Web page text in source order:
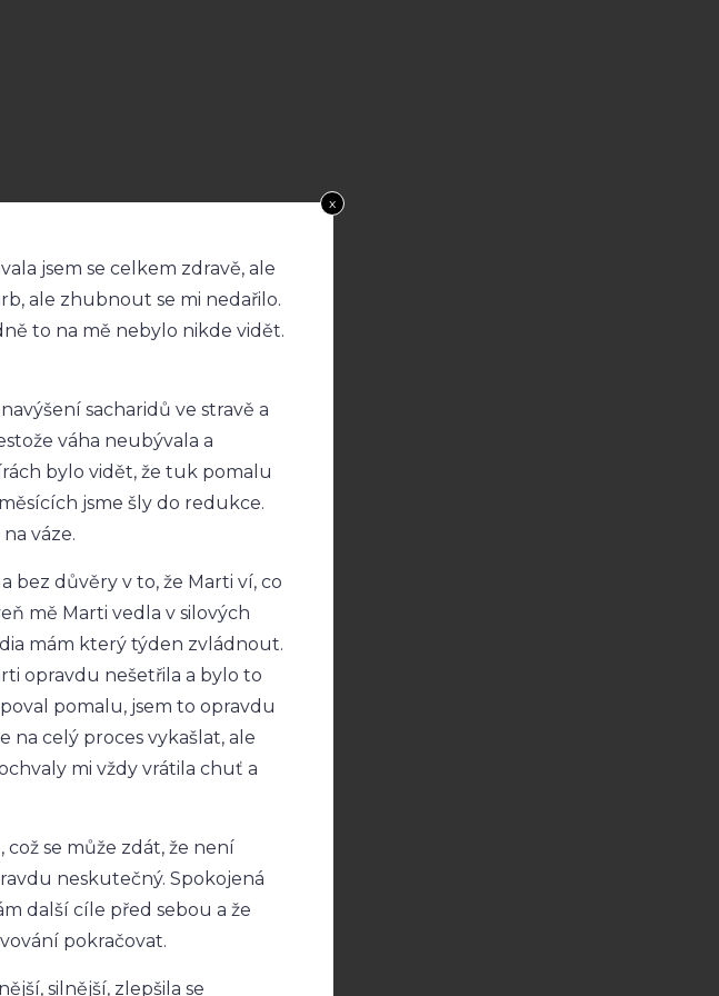
jsem se celkem zdravě, ale
ale zhubnout se mi nedařilo.
to na mě nebylo nikde vidět.
sacharidů ve stravě a
váha neubývala a
bylo vidět, že tuk pomalu
jsme šly do redukce.
váze.
bez důvěry v to, že Marti ví, co
mě Marti vedla v silových
mám který týden zvládnout.
opravdu nešetřila a bylo to
pomalu, jsem to opravdu
na celý proces vykašlat, ale
mi vždy vrátila chuť a
se může zdát, že není
neskutečný. Spokojená
další cíle před sebou a že
pokračovat.
silnější, zlepšila se
x